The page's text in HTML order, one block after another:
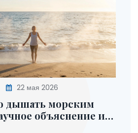
22 мая 2026
дышать морским
объяснение и